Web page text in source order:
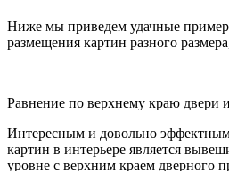
Ниже мы приведем удачные
размещения картин разного
Равнение по верхнему краю двери
Интересным и довольно
картин в интерьере является
уровне с верхним краем дверного